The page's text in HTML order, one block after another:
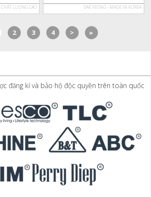
CHẤT LƯỢNG CAO DAE YEONG - MADE IN KOREA
2 3 4 > »
đăng kí và bảo hộ độc quyền trên toàn quốc